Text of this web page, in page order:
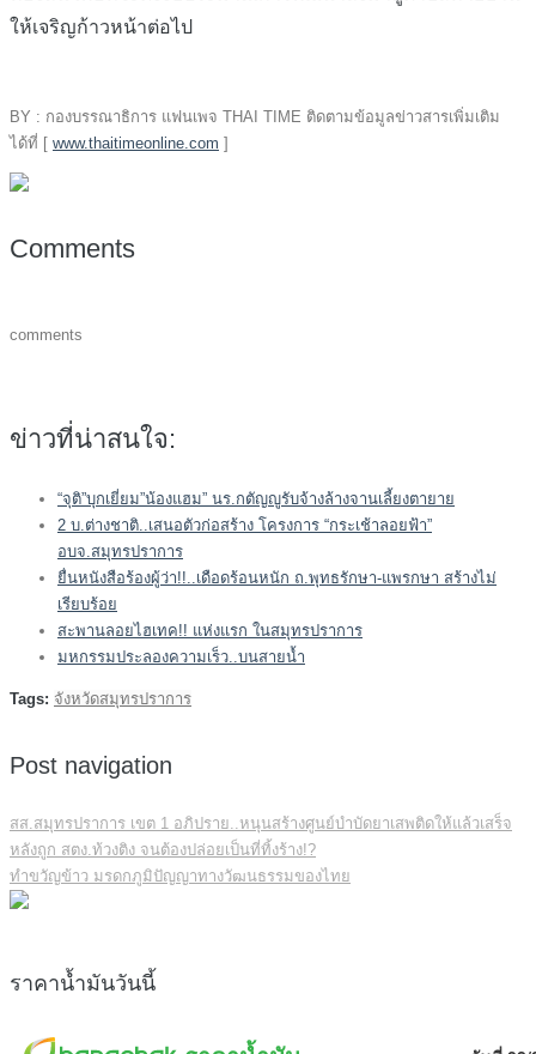
ให้เจริญก้าวหน้าต่อไป
BY : กองบรรณาธิการ แฟนเพจ THAI TIME ติดตามข้อมูลข่าวสารเพิ่มเติม
ได้ที่ [ www.thaitimeonline.com ]
Comments
comments
ข่าวที่น่าสนใจ:
“จุติ”บุกเยี่ยม”น้องแฮม” นร.กตัญญูรับจ้างล้างจานเลี้ยงตายาย
2 บ.ต่างชาติ..เสนอตัวก่อสร้าง โครงการ “กระเช้าลอยฟ้า”
อบจ.สมุทรปราการ
ยื่นหนังสือร้องผู้ว่า!!..เดือดร้อนหนัก ถ.พุทธรักษา-แพรกษา สร้างไม่
เรียบร้อย
สะพานลอยไฮเทค!! แห่งแรก ในสมุทรปราการ
มหกรรมประลองความเร็ว..บนสายน้ำ
Tags: จังหวัดสมุทรปราการ
Post navigation
สส.สมุทรปราการ เขต 1 อภิปราย..หนุนสร้างศูนย์บำบัดยาเสพติดให้แล้วเสร็จ
หลังถูก สตง.ท้วงติง จนต้องปล่อยเป็นที่ทิ้งร้าง!?
ทำขวัญข้าว มรดกภูมิปัญญาทางวัฒนธรรมของไทย
ราคาน้ำมันวันนี้